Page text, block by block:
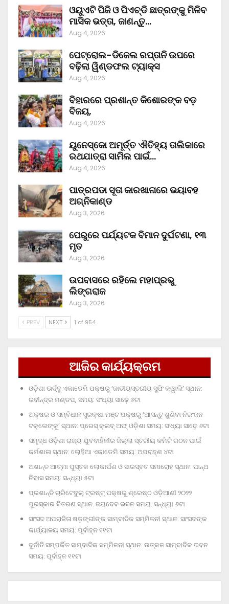
ଓୟୁଏଟି ପିଜି ଓ ପିଏଚ୍‌ଡି ଛାତ୍ରଙ୍କୁ ମିଳିବ
ମାସିକ ଭତ୍ତା, ଜାଣନ୍ତୁ…
Aug 4, 2026
ପେଟ୍ରୋଲ-ଡିଜେଲ ରପ୍ତାନି ଉପରେ
ବଢ଼ିଲା ୱିଣ୍ଡଫଲ ଟ୍ୟାକ୍ସ
Aug 4, 2026
ବିହାରରେ ପ୍ରଶାନ୍ତ କିଶୋରଙ୍କ ବଡ଼
ବିଜୟ,
Aug 4, 2026
ୟୁନେସ୍କୋ ଅମୂର୍ତ୍ତ ଐତିହ୍ୟ ତାଲିକାରେ
ରଥଯାତ୍ରା ସାମିଲ ପାଇଁ…
Aug 4, 2026
ପାତ୍ରପଡା ସୂତା କାରଖାନାରେ ଭୟାବହ
ଅଗ୍ନିକାଣ୍ଡ
Aug 3, 2026
ପେରୁରେ ପର୍ଯ୍ୟଟକ ବିମାନ ଦୁର୍ଘଟଣା, ୧୩
ମୃତ
Aug 3, 2026
ଉପବାସରେ ରହିଲେ ମହାପ୍ରଭୁ
ଲିଙ୍ଗରାଜ
Aug 3, 2026
PREV NEXT 1 of 954
ଆଜିର କାର୍ଯ୍ୟକ୍ରମ
ଓଡ଼ିଶା ଊର୍ଦ୍ଦୁ ଏକାଡେମି ପକ୍ଷରୁ ‘ଜାତୀୟସ୍ତରୀୟ ସୁଫି କୱାଲି’ ସ୍ଥାନ:
ରବୀନ୍ଦ୍ର ମଣ୍ଡପ, ସମୟ: ସଂଧ୍ୟା ସାଢ଼େ ୬ଟା
ଅକ୍ଷର ଓ ସମ୍ବିଧାନ ସୁରକ୍ଷା ମଞ୍ଚ ପକ୍ଷରୁ ‘ଆସନ୍ତୁ ଶୁଣିବା ନିରଂଜନ
ଟକ୍‌ଲେଙ୍କୁ’ ସ୍ଥାନ: ପ୍ରେସ୍‌ କ୍ଲବ୍‌ ଅଫ୍‌ ଓଡ଼ିଶା ସମୟ: ସଂଧ୍ୟା ସାଢ଼େ ୬ଟା
ସମୃଦ୍ଧ ଓଡ଼ିଶା ରାଜ୍ୟ ଯୁବବାହିନୀର ଜିଲ୍ଲା ସ୍ତରୀୟ କମିଟି ଗଠନ ପାଇଁ
କର୍ମଶାଳା ସ୍ଥାନ: ଲୋହିଆ ଏକାଡେମି ସମୟ: ଅପରାହ୍‌ଣ ୪ଟା
ଅଶାନ୍ତ ଆତ୍ମା ପୁସ୍ତକ ଲୋକାର୍ପଣ ଓ ସାରସ୍ବତ ସମାରୋହ ସ୍ଥାନ: ପାନ୍ଥ
ନିବାସ ସମୟ: ସନ୍ଧ୍ୟା ୫ଟା
ପ୍ରଶାନ୍ତି ଚାରିଟେବୁଲ୍‌ ଟ୍ରଷ୍ଟ୍‌ ପକ୍ଷରୁ ଶ୍ରେଷ୍ଠ ଓଡ଼ିଆଣୀ ୨୦୨୨
ପୁରସ୍କାର ବିତରଣ ସ୍ଥାନ: ଜୟଦେବ ଭବନ ସମୟ: ସନ୍ଧ୍ୟା ୬ଟା
ସାଂସଦ ଅପରାଜିତା ଷଡ଼ଙ୍ଗୀଙ୍କ ସାମ୍ବାଦିକ ସମ୍ମିଳନୀ ସ୍ଥାନ: ସାଂସଦଙ୍କ
କାର୍ଯ୍ୟାଳୟ ସମୟ: ପୂର୍ବାହ୍ନ ୧୧ଟା
ଦୁର୍ନୀତି ସମ୍ପର୍କିତ ସାମ୍ବାଦିକ ସମ୍ମିଳନୀ ସ୍ଥାନ: ଉତ୍କଳ ସାମ୍ବାଦିକ ଭବନ
ସମୟ: ପୂର୍ବାହ୍ନ ୧୧ଟା